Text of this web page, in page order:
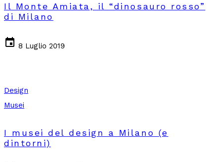
Il Monte Amiata, il “dinosauro rosso”
di Milano
event 8 Luglio 2019
Design
Musei
I musei del design a Milano (e
dintorni)